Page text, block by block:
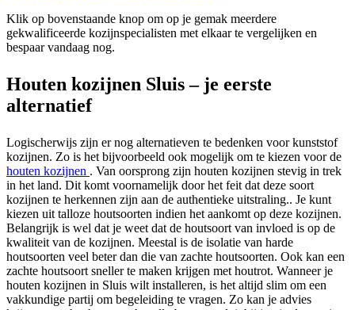
Klik op bovenstaande knop om op je gemak meerdere
gekwalificeerde kozijnspecialisten met elkaar te vergelijken en
bespaar vandaag nog.
Houten kozijnen Sluis – je eerste
alternatief
Logischerwijs zijn er nog alternatieven te bedenken voor kunststof
kozijnen. Zo is het bijvoorbeeld ook mogelijk om te kiezen voor de
houten kozijnen . Van oorsprong zijn houten kozijnen stevig in trek
in het land. Dit komt voornamelijk door het feit dat deze soort
kozijnen te herkennen zijn aan de authentieke uitstraling.. Je kunt
kiezen uit talloze houtsoorten indien het aankomt op deze kozijnen.
Belangrijk is wel dat je weet dat de houtsoort van invloed is op de
kwaliteit van de kozijnen. Meestal is de isolatie van harde
houtsoorten veel beter dan die van zachte houtsoorten. Ook kan een
zachte houtsoort sneller te maken krijgen met houtrot. Wanneer je
houten kozijnen in Sluis wilt installeren, is het altijd slim om een
vakkundige partij om begeleiding te vragen. Zo kan je advies